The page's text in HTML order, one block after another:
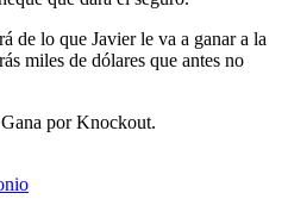
de lo que Javier le va a ganar a la
miles de dólares que antes no
por Knockout.